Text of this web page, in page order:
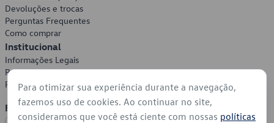
Devoluções e trocas
Perguntas Frequentes
Como comprar
Institucional
Informações Legais
Política de Privacidade
Política de Cookies
Formas de Pagamento
Para otimizar sua experiência durante a navegação,
fazemos uso de cookies. Ao continuar no site,
consideramos que você está ciente com nossas políticas